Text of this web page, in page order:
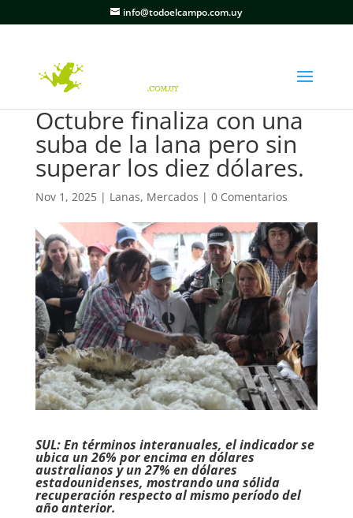
info@todoelcampo.com.uy
Octubre finaliza con una
suba de la lana pero sin
superar los diez dólares.
Nov 1, 2025| Lanas, Mercados | 0 Comentarios
SUL: En términos interanuales, el indicador se
ubica un 26% por encima en dólares
australianos y un 27% en dólares
estadounidenses, mostrando una sólida
recuperación respecto al mismo período del
año anterior.